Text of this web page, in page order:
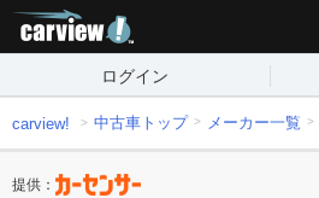
ログイン
carview! 中古車トップ メーカー一覧
提供：